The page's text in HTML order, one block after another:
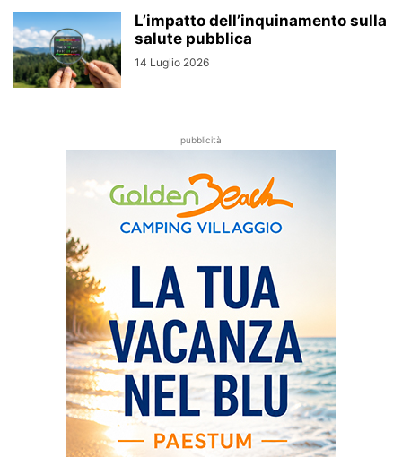
L’impatto dell’inquinamento sulla
salute pubblica
14 Luglio 2026
pubblicità